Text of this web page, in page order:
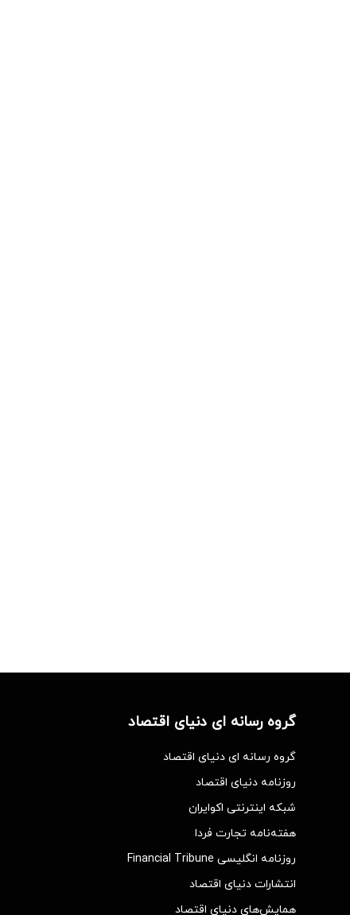
گروه رسانه ای دنیای اقتصاد
گروه رسانه ای دنیای اقتصاد
روزنامه دنیای اقتصاد
شبکه اینترنتی اکوایران
هفته‌نامه تجارت فردا
روزنامه انگلیسی Financial Tribune
انتشارات دنیای اقتصاد
همایش‌های دنیای اقتصاد